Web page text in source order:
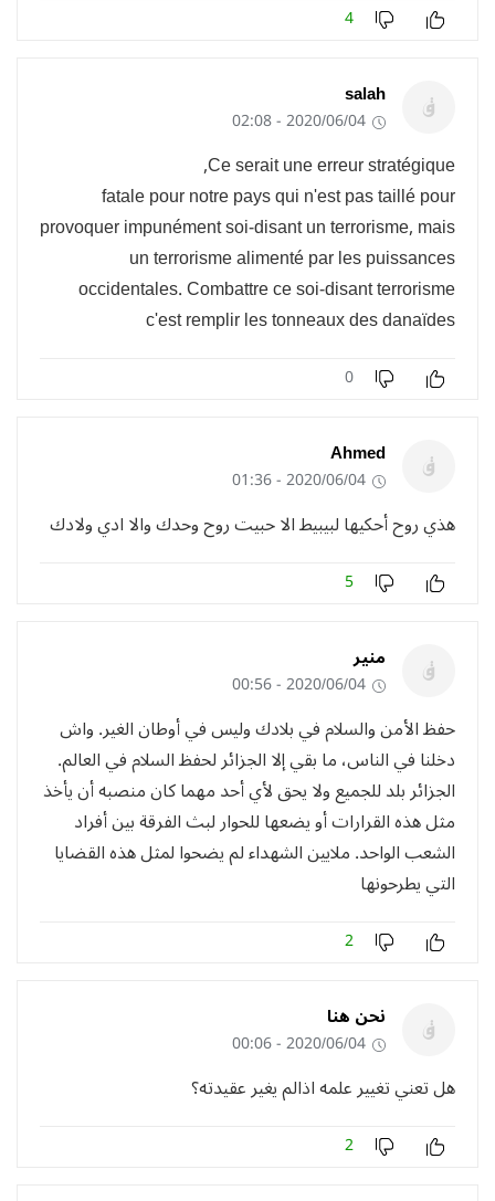
4
salah
2020/06/04 - 02:08
Ce serait une erreur stratégique,
fatale pour notre pays qui n'est pas taillé pour
provoquer impunément soi-disant un terrorisme, mais
un terrorisme alimenté par les puissances
occidentales. Combattre ce soi-disant terrorisme
c'est remplir les tonneaux des danaïdes
0
Ahmed
2020/06/04 - 01:36
هذي روح أحكيها لبيبيط الا حبيت روح وحدك والا ادي ولادك
5
منير
2020/06/04 - 00:56
حفظ الأمن والسلام في بلادك وليس في أوطان الغير. واش
دخلنا في الناس، ما بقي إلا الجزائر لحفظ السلام في العالم.
الجزائر بلد للجميع ولا يحق لأي أحد مهما كان منصبه أن يأخذ
مثل هذه القرارات أو يضعها للحوار لبث الفرقة بين أفراد
الشعب الواحد. ملايين الشهداء لم يضحوا لمثل هذه القضايا
التي يطرحونها
2
نحن هنا
2020/06/04 - 00:06
هل تعني تغيير علمه اذالم يغير عقيدته؟
2